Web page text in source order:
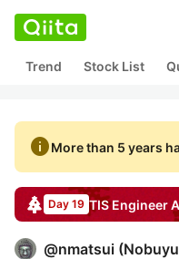
Trend Stock List
infoMore than 5 years
Day 19 TIS Engineer
@nmatsui (